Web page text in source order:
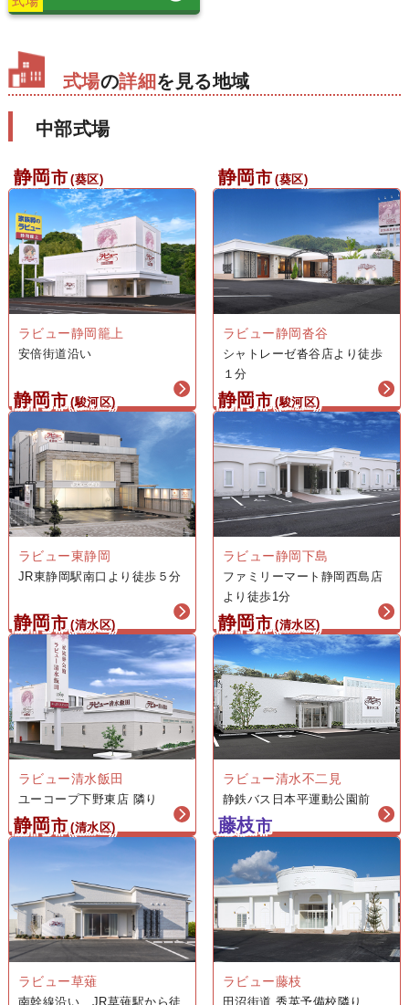
式場の詳細 を見る地域
中部式場
静岡市 (葵区)
ラビュー静岡籠上
安倍街道沿い
静岡市 (葵区)
ラビュー静岡沓谷
シャトレーゼ沓谷店より徒歩
１分
静岡市 (駿河区)
ラビュー東静岡
JR東静岡駅南口より徒歩５分
静岡市 (駿河区)
ラビュー静岡下島
ファミリーマート静岡西島店
より徒歩1分
静岡市 (清水区)
ラビュー清水飯田
ユーコープ下野東店 隣り
静岡市 (清水区)
ラビュー清水不二見
静鉄バス日本平運動公園前
静岡市 (清水区)
ラビュー草薙
南幹線沿い JR草薙駅から徒
藤枝市
ラビュー藤枝
田沼街道 秀英予備校隣り